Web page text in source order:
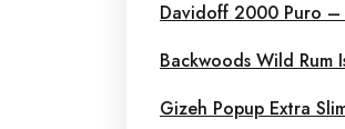
Davidoff 2000 Puro –
Backwoods Wild Rum
Gizeh Popup Extra